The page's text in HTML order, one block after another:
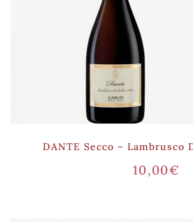
DANTE Secco – Lambrusco
10,00€